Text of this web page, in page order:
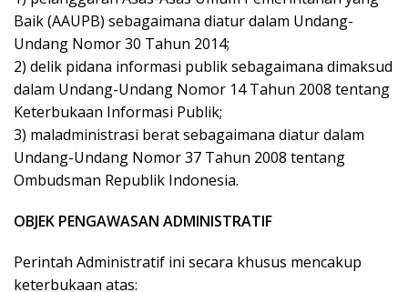
Baik (AAUPB) sebagaimana diatur dalam Undang-
Undang Nomor 30 Tahun 2014;
2) delik pidana informasi publik sebagaimana dimaksud
dalam Undang-Undang Nomor 14 Tahun 2008 tentang
Keterbukaan Informasi Publik;
3) maladministrasi berat sebagaimana diatur dalam
Undang-Undang Nomor 37 Tahun 2008 tentang
Ombudsman Republik Indonesia.
OBJEK PENGAWASAN ADMINISTRATIF
Perintah Administratif ini secara khusus mencakup
keterbukaan atas: